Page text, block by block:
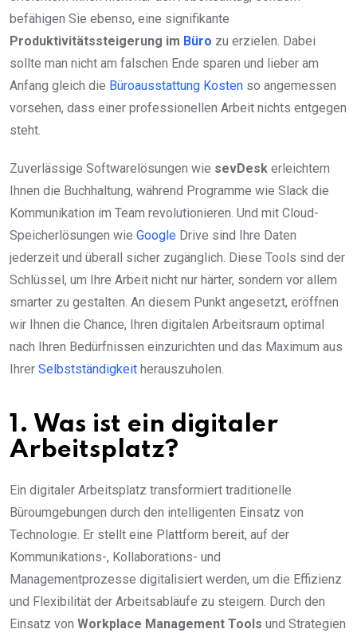
befähigen Sie ebenso, eine signifikante
Produktivitätssteigerung im Büro zu erzielen. Dabei
sollte man nicht am falschen Ende sparen und lieber am
Anfang gleich die Büroausstattung Kosten so angemessen
vorsehen, dass einer professionellen Arbeit nichts entgegen
steht.
Zuverlässige Softwarelösungen wie sevDesk erleichtern
Ihnen die Buchhaltung, während Programme wie Slack die
Kommunikation im Team revolutionieren. Und mit Cloud-
Speicherlösungen wie Google Drive sind Ihre Daten
jederzeit und überall sicher zugänglich. Diese Tools sind der
Schlüssel, um Ihre Arbeit nicht nur härter, sondern vor allem
smarter zu gestalten. An diesem Punkt angesetzt, eröffnen
wir Ihnen die Chance, Ihren digitalen Arbeitsraum optimal
nach Ihren Bedürfnissen einzurichten und das Maximum aus
Ihrer Selbstständigkeit herauszuholen.
1. Was ist ein digitaler
Arbeitsplatz?
Ein digitaler Arbeitsplatz transformiert traditionelle
Büroumgebungen durch den intelligenten Einsatz von
Technologie. Er stellt eine Plattform bereit, auf der
Kommunikations-, Kollaborations- und
Managementprozesse digitalisiert werden, um die Effizienz
und Flexibilität der Arbeitsabläufe zu steigern. Durch den
Einsatz von Workplace Management Tools und Strategien